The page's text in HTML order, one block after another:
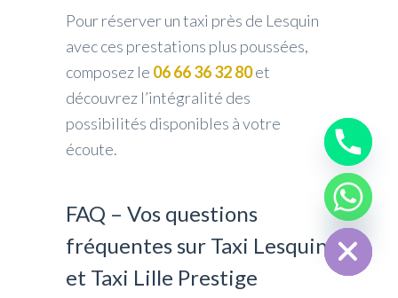
Pour réserver un taxi près de Lesquin
avec ces prestations plus poussées,
composez le 06 66 36 32 80et
découvrez l’intégralité des
possibilités disponibles à votre
écoute.
FAQ – Vos questions
fréquentes sur Taxi Lesquin
et Taxi Lille Prestige
Hide
chaty